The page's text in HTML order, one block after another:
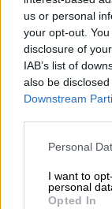
us or personal
your opt-out.
disclosure of
IAB’s list of
also be
Downstream
Please note that
not limited to
grant or deny
Personal
I want to
personal
Opted In
σήμερα
«Θέλουμε να
πολύτιμη
στη Γάζα»
προσθέσει: